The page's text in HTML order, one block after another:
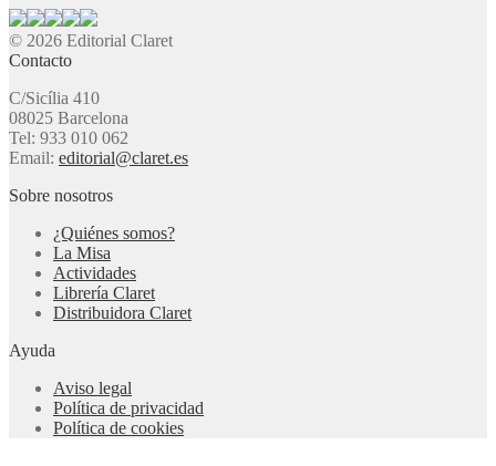
© 2026 Editorial Claret
Contacto
C/Sicília 410
08025 Barcelona
Tel: 933 010 062
Email: editorial@claret.es
Sobre nosotros
¿Quiénes somos?
La Misa
Actividades
Librería Claret
Distribuidora Claret
Ayuda
Aviso legal
Política de privacidad
Política de cookies